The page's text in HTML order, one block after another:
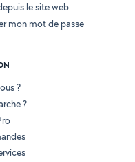
le site web
mon mot de passe
?
?